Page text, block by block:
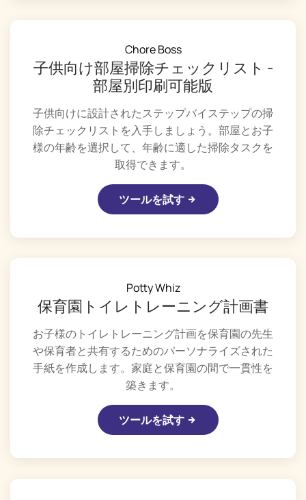
Chore Boss
子供向け部屋掃除チェックリスト -
部屋別印刷可能版
子供向けに設計されたステップバイステップの掃
除チェックリストを入手しましょう。部屋とお子
様の年齢を選択して、年齢に適した掃除タスクを
取得できます。
ツールを試す
Potty Whiz
保育園トイレトレーニング計画書
お子様のトイレトレーニング計画を保育園の先生
や保育者と共有するためのパーソナライズされた
手紙を作成します。家庭と保育園の間で一貫性を
築きます。
ツールを試す